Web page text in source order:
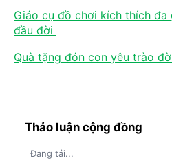
Giáo cụ đồ chơi kích thích đa
đầu đời
Quà tặng đón con yêu trào
Thảo luận cộng đồng
Đang tải...